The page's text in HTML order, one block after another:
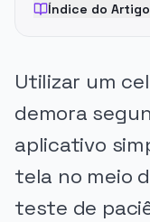
Índice do Artigo
Utilizar um
demora
aplicativo
tela no meio
teste de